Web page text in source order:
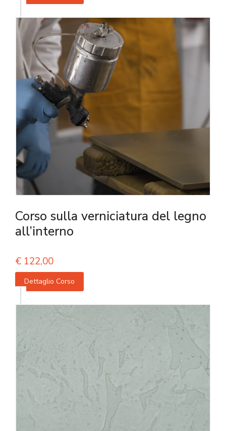
Corso sulla verniciatura del legno
all’interno
€ 122,00
Dettaglio Corso